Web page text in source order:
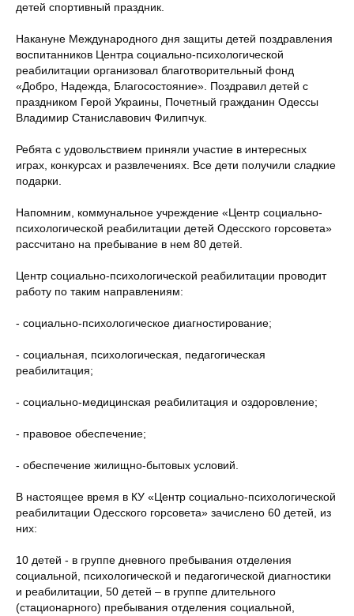
детей спортивный праздник.
Накануне Международного дня защиты детей поздравления
воспитанников Центра социально-психологической
реабилитации организовал благотворительный фонд
«Добро, Надежда, Благосостояние». Поздравил детей с
праздником Герой Украины, Почетный гражданин Одессы
Владимир Станиславович Филипчук.
Ребята с удовольствием приняли участие в интересных
играх, конкурсах и развлечениях. Все дети получили сладкие
подарки.
Напомним, коммунальное учреждение «Центр социально-
психологической реабилитации детей Одесского горсовета»
рассчитано на пребывание в нем 80 детей.
Центр социально-психологической реабилитации проводит
работу по таким направлениям:
- социально-психологическое диагностирование;
- социальная, психологическая, педагогическая
реабилитация;
- социально-медицинская реабилитация и оздоровление;
- правовое обеспечение;
- обеспечение жилищно-бытовых условий.
В настоящее время в КУ «Центр социально-психологической
реабилитации Одесского горсовета» зачислено 60 детей, из
них:
10 детей - в группе дневного пребывания отделения
социальной, психологической и педагогической диагностики
и реабилитации, 50 детей – в группе длительного
(стационарного) пребывания отделения социальной,